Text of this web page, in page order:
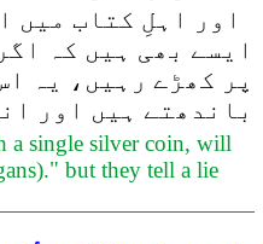
اور اہلِ کتاب میں
ایسے بھی ہیں کہ
پر کھڑے رہیں، یہ
باندھتے ہیں اور
a single silver coin, will
but they tell a lie